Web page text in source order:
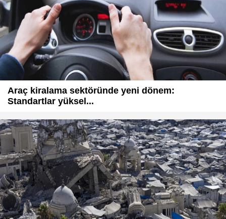
Araç kiralama sektöründe yeni dönem:
Standartlar yüksel...